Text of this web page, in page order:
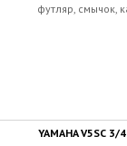
футляр, смычок,
YAMAHA V5SC 3/4